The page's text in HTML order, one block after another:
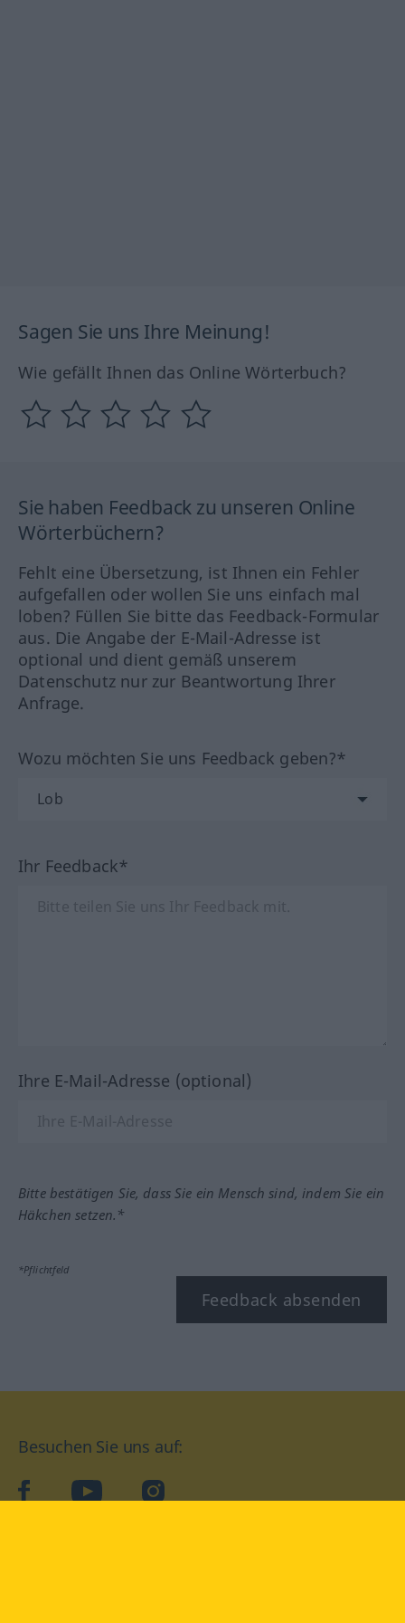
Sagen Sie uns Ihre Meinung!
Wie gefällt Ihnen das Online Wörterbuch?
Sie haben Feedback zu unseren Online
Wörterbüchern?
Fehlt eine Übersetzung, ist Ihnen ein Fehler
aufgefallen oder wollen Sie uns einfach mal
loben? Füllen Sie bitte das Feedback-Formular
aus. Die Angabe der E-Mail-Adresse ist
optional und dient gemäß unserem
Datenschutz nur zur Beantwortung Ihrer
Anfrage.
Wozu möchten Sie uns Feedback geben?*
Ihr Feedback*
Ihre E-Mail-Adresse (optional)
Bitte bestätigen Sie, dass Sie ein Mensch sind, indem Sie ein
Häkchen setzen.*
*Pflichtfeld
Feedback absenden
Besuchen Sie uns auf:
facebookYouTube Instagram